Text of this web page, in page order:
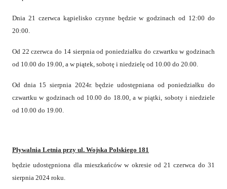
Dnia 21 czerwca kąpielisko czynne będzie w godzinach od 12:00 do
20:00.
Od 22 czerwca do 14 sierpnia od poniedziałku do czwartku w godzinach
od 10.00 do 19.00, a w piątek, sobotę i niedzielę od 10.00 do 20.00.
Od dnia 15 sierpnia 2024r. będzie udostępniana od poniedziałku do
czwartku w godzinach od 10.00 do 18.00, a w piątki, soboty i niedziele
od 10.00 do 19.00.
Pływalnia Letnia przy ul. Wojska Polskiego 181
będzie udostępniona dla mieszkańców w okresie od 21 czerwca do 31
sierpnia 2024 roku.